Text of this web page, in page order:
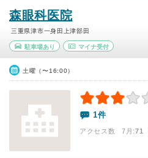
森眼科医院
三重県津市一身田上津部田
駐車場あり マイナ受付
土曜（〜16:00）
1件
アクセス数 7月:71